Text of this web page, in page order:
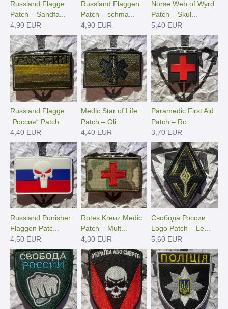
Russland Flagge
Patch – Sandfa...
4,90 EUR
Russland Flaggen
Patch – schma...
4,90 EUR
Norse Web of Wyrd
Patch – Skul...
5,40 EUR
Russland Flagge
„Россия“ Patch...
4,40 EUR
Medic Star of Life
Patch – Oli...
4,40 EUR
Paramedic First Aid
Patch – Ro...
3,70 EUR
Russland Punisher
Flaggen Patc...
4,50 EUR
Rotes Kreuz Medic
Patch – Mult...
4,30 EUR
Свобода России
Logo Patch – Le...
5,60 EUR